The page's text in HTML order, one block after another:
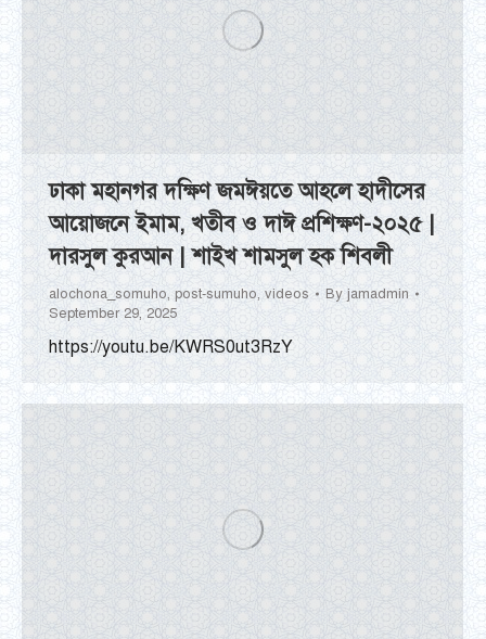
ঢাকা মহানগর দক্ষিণ জমঈয়তে আহলে হাদীসের
আয়োজনে ইমাম, খতীব ও দাঈ প্রশিক্ষণ-২০২৫ |
দারসুল কুরআন | শাইখ শামসুল হক শিবলী
alochona_somuho, post-sumuho, videos By jamadmin
September 29, 2025
https://youtu.be/KWRS0ut3RzY